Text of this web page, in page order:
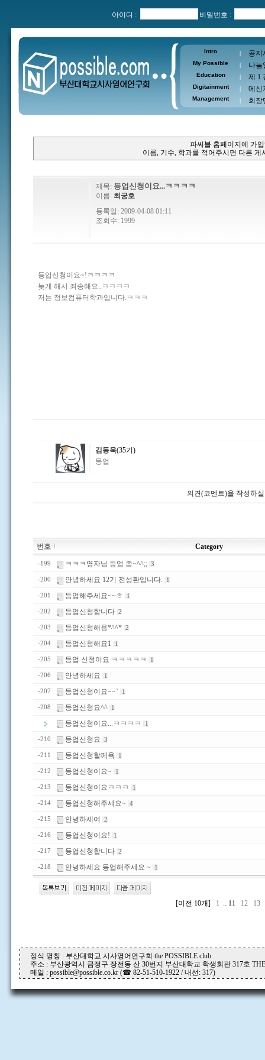
아이디 : 비밀번호 :
Intro | 공지
My Possible | 나눔
Education | 제 1
Digitainment | 메신
Management | 회장
파써블 홈페이지에 가
이름, 기수, 학과를 적어주시면 다른
제목: 등업신청이요...ㅋㅋㅋㅋ
이름: 최궁호
등록일: 2009-04-08 01:11
조회수: 1999
등업신청이요~!ㅋㅋㅋㅋ
늦게 해서 죄송해요..ㅋㅋㅋㅋ
저는 정보컴퓨터학과입니다.ㅋㅋㅋ
김동욱(35기)
등업
의견(코멘트)을 작성하
번호 Category
-199 ㅋㅋㅋ영자님 등업 좀~^^;; 3
-200 안녕하세요 12기 전성환입니다. 1
-201 등업해주세요~~ㅎ 1
-202 등업신청합니다 2
-203 등업신청해용*^^* 2
-204 등업신청해요1 1
-205 등업 신청이요 ㅋㅋㅋㅋㅋ 1
-206 안녕하세요 1
-207 등업신청이요~~` 1
-208 등업신청요^^ 1
등업신청이요...ㅋㅋㅋㅋ 1
-210 등업신청요 3
-211 등업신청할께욬 1
-212 등업신청이요~ 1
-213 등업신청이요ㅋㅋㅋ 1
-214 등업신청해주세요~ 4
-215 안녕하세여 2
-216 등업신청이요! 1
-217 등업신청합니다 2
-218 안녕하세요 등업해주세요 ~ 1
[이전 10개] 1 .. 11 12 13
정식 명칭 : 부산대학교 시사영어연구회 the POSSIBLE club
주소 : 부산광역시 금정구 장전동 산 30번지 부산대학교 학생회관 317호
메일 : possible@possible.co.kr (☎ 82-51-510-1922 / 내선: 317)